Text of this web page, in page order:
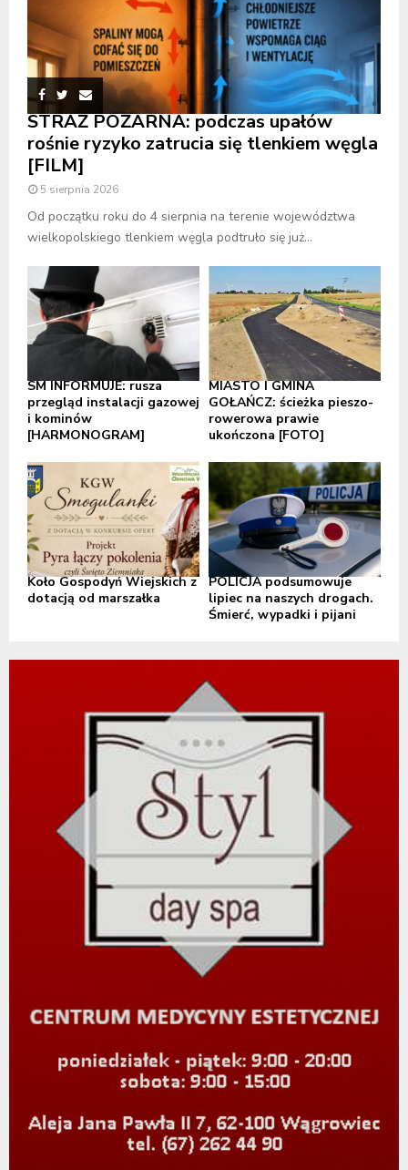
STRAŻ POŻARNA: podczas upałów
rośnie ryzyko zatrucia się tlenkiem węgla
[FILM]
5 sierpnia 2026
Od początku roku do 4 sierpnia na terenie województwa
wielkopolskiego tlenkiem węgla podtruło się już...
SM INFORMUJE: rusza
przegląd instalacji gazowej
i kominów
[HARMONOGRAM]
MIASTO I GMINA
GOŁAŃCZ: ścieżka pieszo-
rowerowa prawie
ukończona [FOTO]
Koło Gospodyń Wiejskich z
dotacją od marszałka
POLICJA podsumowuje
lipiec na naszych drogach.
Śmierć, wypadki i pijani